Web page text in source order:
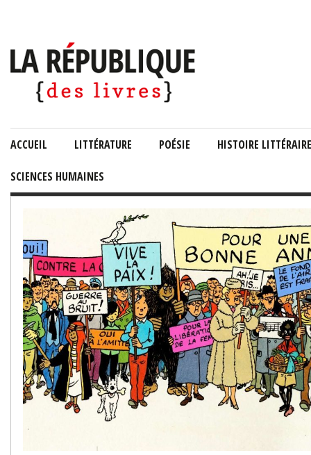
ACCUEIL LITTÉRATURE POÉSIE HISTOIRE LITTÉRAIRE
SCIENCES HUMAINES